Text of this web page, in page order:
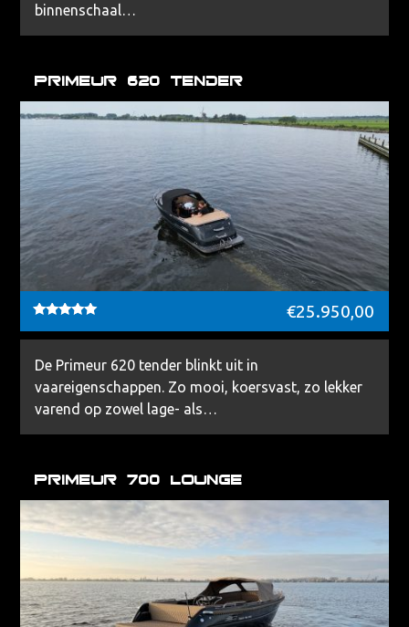
binnenschaal…
Primeur 620 Tender
5.00
€25.950,00
De Primeur 620 tender blinkt uit in
vaareigenschappen. Zo mooi, koersvast, zo lekker
varend op zowel lage- als…
Primeur 700 lounge